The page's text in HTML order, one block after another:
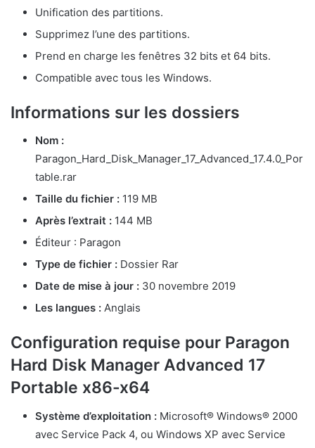
Unification des partitions.
Supprimez l’une des partitions.
Prend en charge les fenêtres 32 bits et 64 bits.
Compatible avec tous les Windows.
Informations sur les dossiers
Nom :
Paragon_Hard_Disk_Manager_17_Advanced_17.4.0_Por
table.rar
Taille du fichier : 119 MB
Après l’extrait : 144 MB
Éditeur : Paragon
Type de fichier : Dossier Rar
Date de mise à jour : 30 novembre 2019
Les langues : Anglais
Configuration requise pour Paragon
Hard Disk Manager Advanced 17
Portable x86-x64
Système d’exploitation : Microsoft® Windows® 2000
avec Service Pack 4, ou Windows XP avec Service